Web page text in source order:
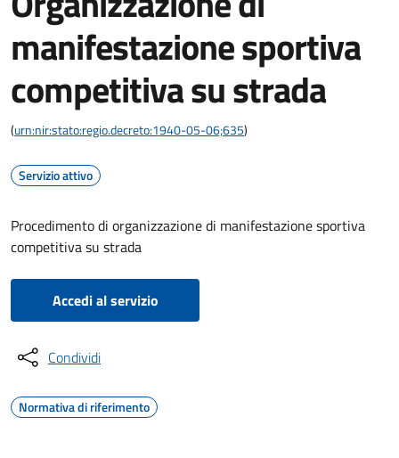
manifestazione sportiva
competitiva su strada
(urn:nir:stato:regio.decreto:1940-05-06;635)
Servizio attivo
Procedimento di organizzazione di manifestazione sportiva
competitiva su strada
Accedi al servizio
Condividi
Normativa di riferimento